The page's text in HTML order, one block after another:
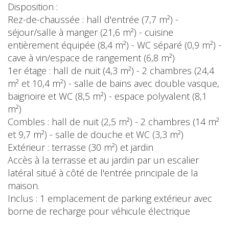
Disposition :
Rez-de-chaussée : hall d'entrée (7,7 m²) -
séjour/salle à manger (21,6 m²) - cuisine
entièrement équipée (8,4 m²) - WC séparé (0,9 m²) -
cave à vin/espace de rangement (6,8 m²)
1er étage : hall de nuit (4,3 m²) - 2 chambres (24,4
m² et 10,4 m²) - salle de bains avec double vasque,
baignoire et WC (8,5 m²) - espace polyvalent (8,1
m²)
Combles : hall de nuit (2,5 m²) - 2 chambres (14 m²
et 9,7 m²) - salle de douche et WC (3,3 m²)
Extérieur : terrasse (30 m²) et jardin
Accès à la terrasse et au jardin par un escalier
latéral situé à côté de l'entrée principale de la
maison.
Inclus : 1 emplacement de parking extérieur avec
borne de recharge pour véhicule électrique